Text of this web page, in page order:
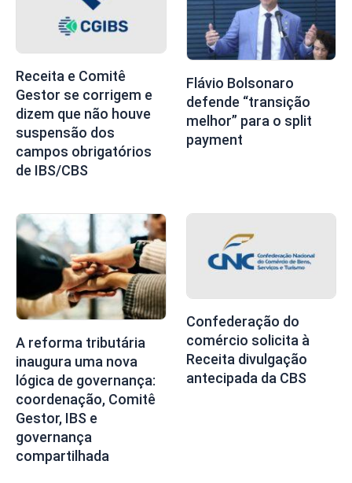
Receita e Comitê
Gestor se corrigem e
dizem que não houve
suspensão dos
campos obrigatórios
de IBS/CBS
Flávio Bolsonaro
defende “transição
melhor” para o split
payment
A reforma tributária
inaugura uma nova
lógica de governança:
coordenação, Comitê
Gestor, IBS e
governança
compartilhada
Confederação do
comércio solicita à
Receita divulgação
antecipada da CBS